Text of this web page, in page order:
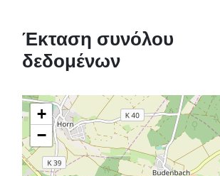
Έκταση συνόλου
δεδομένων
+
−